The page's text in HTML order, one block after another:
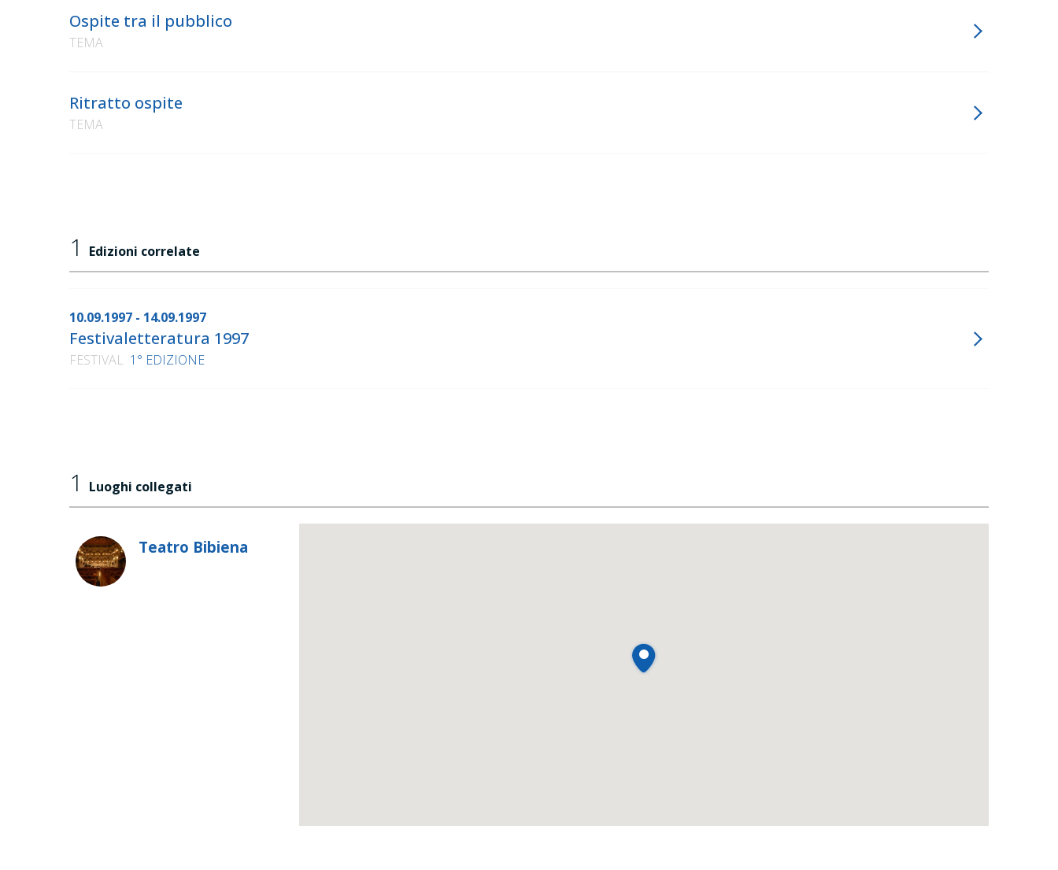
Ospite tra il pubblico
TEMA
Ritratto ospite
TEMA
1 Edizioni correlate
10.09.1997 - 14.09.1997
Festivaletteratura 1997
FESTIVAL 1° EDIZIONE
1 Luoghi collegati
Teatro Bibiena